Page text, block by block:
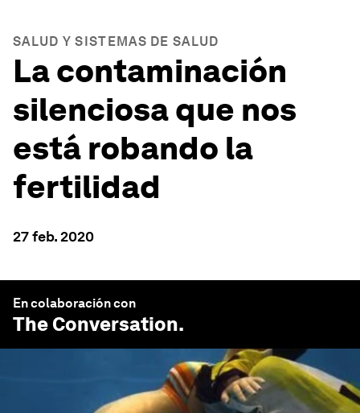
SALUD Y SISTEMAS DE SALUD
La contaminación
silenciosa que nos
está robando la
fertilidad
27 feb. 2020
En colaboración con
The Conversation.